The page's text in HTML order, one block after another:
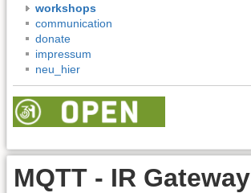
workshops
communication
donate
impressum
neu_hier
MQTT - IR Gateway